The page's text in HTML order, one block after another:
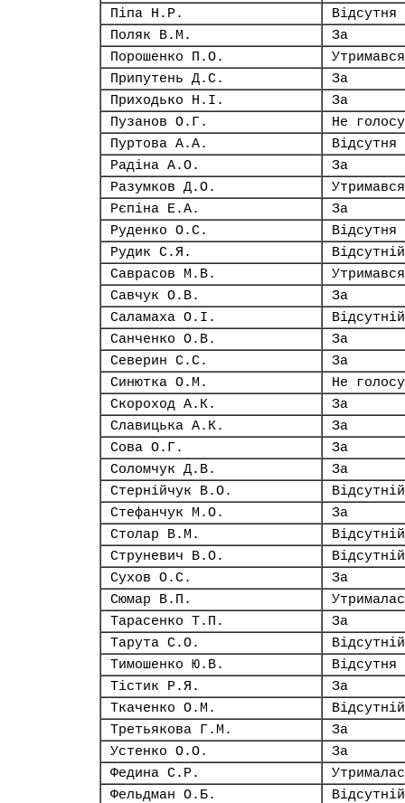
Піпа Н.Р.
Відсутня
Поляк В.М.
За
Порошенко П.О.
Утримався
Припутень Д.С.
За
Приходько Н.І.
За
Пузанов О.Г.
Не
Пуртова А.А.
Відсутня
Радіна А.О.
За
Разумков Д.О.
Утримався
Рєпіна Е.А.
За
Руденко О.С.
Відсутня
Рудик С.Я.
Відсутній
Саврасов М.В.
Утримався
Савчук О.В.
За
Саламаха О.І.
Відсутній
Санченко О.В.
За
Северин С.С.
За
Синютка О.М.
Не
Скороход А.К.
За
Славицька А.К.
За
Сова О.Г.
За
Соломчук Д.В.
За
Стернійчук В.О.
Відсутній
Стефанчук М.О.
За
Столар В.М.
Відсутній
Струневич В.О.
Відсутній
Сухов О.С.
За
Сюмар В.П.
Тарасенко Т.П.
За
Тарута С.О.
Відсутній
Тимошенко Ю.В.
Відсутня
Тістик Р.Я.
За
Ткаченко О.М.
Відсутній
Третьякова Г.М.
За
Устенко О.О.
За
Федина С.Р.
Фельдман О.Б.
Відсутній